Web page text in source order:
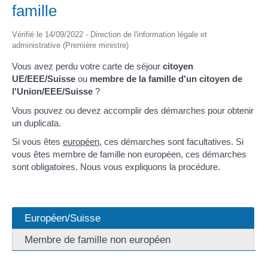
famille
Vérifié le 14/09/2022 - Direction de l'information légale et
administrative (Première ministre)
Vous avez perdu votre carte de séjour citoyen
UE/EEE/Suisse ou membre de la famille d'un citoyen de
l'Union/EEE/Suisse ?
Vous pouvez ou devez accomplir des démarches pour obtenir
un duplicata.
Si vous êtes européen, ces démarches sont facultatives. Si
vous êtes membre de famille non européen, ces démarches
sont obligatoires. Nous vous expliquons la procédure.
Européen/Suisse
Membre de famille non européen